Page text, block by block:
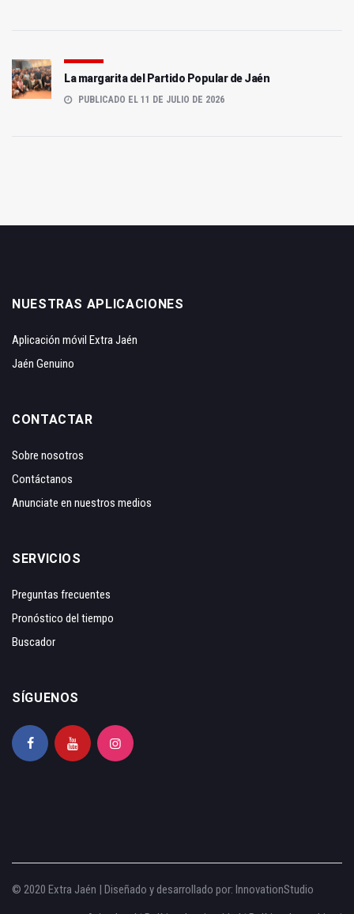
La margarita del Partido Popular de Jaén
PUBLICADO EL 11 DE JULIO DE 2026
NUESTRAS APLICACIONES
Aplicación móvil Extra Jaén
Jaén Genuino
CONTACTAR
Sobre nosotros
Contáctanos
Anunciate en nuestros medios
SERVICIOS
Preguntas frecuentes
Pronóstico del tiempo
Buscador
SÍGUENOS
© 2020 Extra Jaén | Diseñado y desarrollado por: InnovationStudio